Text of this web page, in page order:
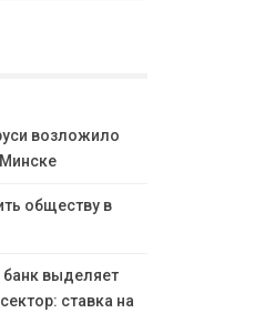
возложило
обществу в
банк выделяет
ставка на